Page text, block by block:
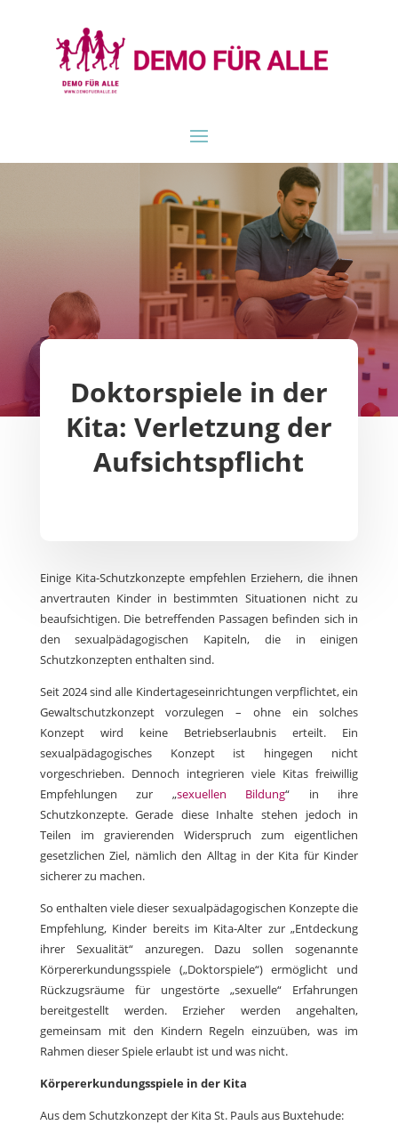
Doktorspiele in der
Kita: Verletzung der
Aufsichtspflicht
Einige Kita-Schutzkonzepte empfehlen Erziehern, die ihnen
anvertrauten Kinder in bestimmten Situationen nicht zu
beaufsichtigen. Die betreffenden Passagen befinden sich in
den sexualpädagogischen Kapiteln, die in einigen
Schutzkonzepten enthalten sind.
Seit 2024 sind alle Kindertageseinrichtungen verpflichtet, ein
Gewaltschutzkonzept vorzulegen – ohne ein solches
Konzept wird keine Betriebserlaubnis erteilt. Ein
sexualpädagogisches Konzept ist hingegen nicht
vorgeschrieben. Dennoch integrieren viele Kitas freiwillig
Empfehlungen zur „sexuellen Bildung“ in ihre
Schutzkonzepte. Gerade diese Inhalte stehen jedoch in
Teilen im gravierenden Widerspruch zum eigentlichen
gesetzlichen Ziel, nämlich den Alltag in der Kita für Kinder
sicherer zu machen.
So enthalten viele dieser sexualpädagogischen Konzepte die
Empfehlung, Kinder bereits im Kita-Alter zur „Entdeckung
ihrer Sexualität“ anzuregen. Dazu sollen sogenannte
Körpererkundungsspiele („Doktorspiele“) ermöglicht und
Rückzugsräume für ungestörte „sexuelle“ Erfahrungen
bereitgestellt werden. Erzieher werden angehalten,
gemeinsam mit den Kindern Regeln einzuüben, was im
Rahmen dieser Spiele erlaubt ist und was nicht.
Körpererkundungsspiele in der Kita
Aus dem Schutzkonzept der Kita St. Pauls aus Buxtehude: